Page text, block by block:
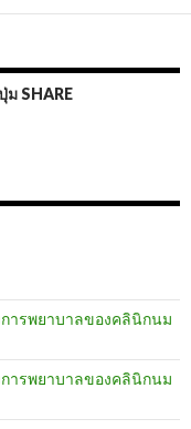
ม SHARE
ารพยาบาลของคลินิกนม
ารพยาบาลของคลินิกนม